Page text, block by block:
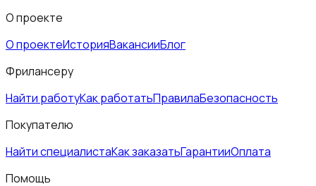
О проекте
О проектеИсторияВакансииБлог
Фрилансеру
Найти работуКак работатьПравилаБезопасность
Покупателю
Найти специалистаКак заказатьГарантииОплата
Помощь